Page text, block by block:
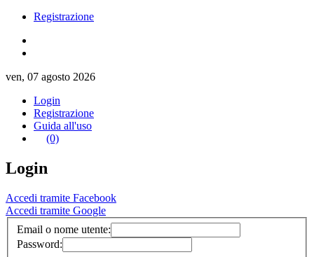
Registrazione
ven, 07 agosto 2026
Login
Registrazione
Guida all'uso
(0)
Login
Accedi tramite Facebook
Accedi tramite Google
Email o nome utente:
Password: